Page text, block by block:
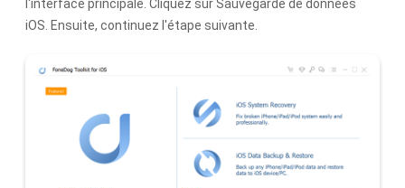
l'interface principale. Cliquez sur Sauvegarde de données
iOS. Ensuite, continuez l'étape suivante.